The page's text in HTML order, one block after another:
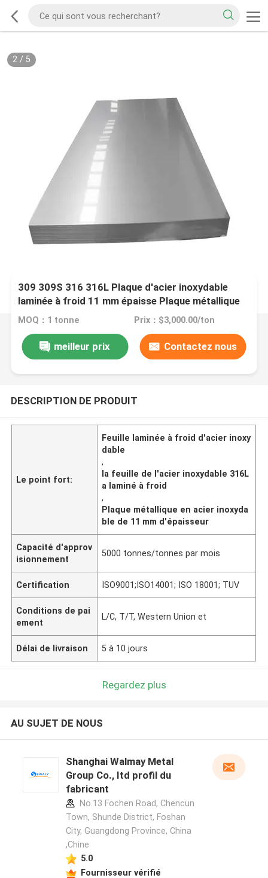
2/ 5
309 309S 316 316L Plaque d'acier inoxydable
laminée à froid 11 mm épaisse Plaque métallique
en acier inoxydable
MOQ：1 tonne Prix：$3,000.00/ton
meilleur prix Contactez nous
DESCRIPTION DE PRODUIT
Le point fort:
Feuille laminée à froid d'acier inoxy
dable
,
la feuille de l'acier inoxydable 316L
a laminé à froid
,
Plaque métallique en acier inoxyda
ble de 11 mm d'épaisseur
Capacité d'approv
isionnement
5000 tonnes/tonnes par mois
Certification ISO9001;ISO14001; ISO 18001; TUV
Conditions de pai
ement
L/C, T/T, Western Union et
Délai de livraison 5 à 10 jours
Regardez plus
AU SUJET DE NOUS
Shanghai Walmay Metal
Group Co., Itd profil du
fabricant
No.13 Fochen Road, Chencun
Town, Shunde District, Foshan
City, Guangdong Province, China
,Chine
5.0
Fournisseur vérifié